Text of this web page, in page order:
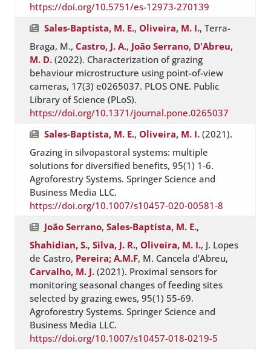
https://doi.org/10.5751/es-12973-270139
Sales-Baptista, M. E., Oliveira, M. I., Terra-
Braga, M., Castro, J. A., João Serrano, D'Abreu,
M. D. (2022). Characterization of grazing
behaviour microstructure using point-of-view
cameras, 17(3) e0265037. PLOS ONE. Public
Library of Science (PLoS).
https://doi.org/10.1371/journal.pone.0265037
Sales-Baptista, M. E.,Oliveira, M. I. (2021).
Grazing in silvopastoral systems: multiple
solutions for diversified benefits, 95(1) 1-6.
Agroforestry Systems. Springer Science and
Business Media LLC.
https://doi.org/10.1007/s10457-020-00581-8
João Serrano,Sales-Baptista, M. E.,
Shahidian, S.,Silva, J. R., Oliveira, M. I., J. Lopes
de Castro, Pereira; A.M.F, M. Cancela d’Abreu,
Carvalho, M. J. (2021). Proximal sensors for
monitoring seasonal changes of feeding sites
selected by grazing ewes, 95(1) 55-69.
Agroforestry Systems. Springer Science and
Business Media LLC.
https://doi.org/10.1007/s10457-018-0219-5